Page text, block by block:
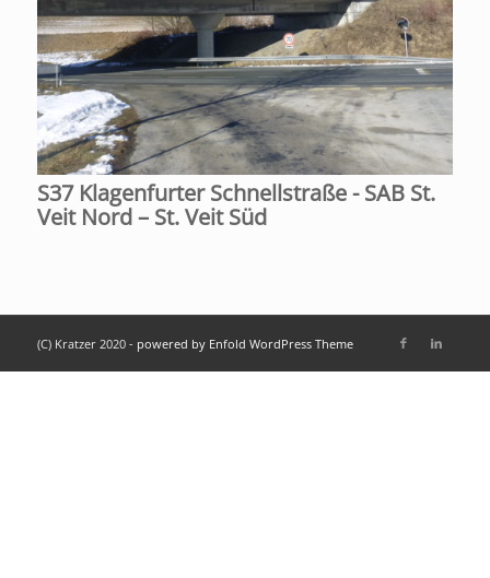
S37 Klagenfurter Schnellstraße - SAB St.
Veit Nord – St. Veit Süd
(C) Kratzer 2020 - powered by Enfold WordPress Theme